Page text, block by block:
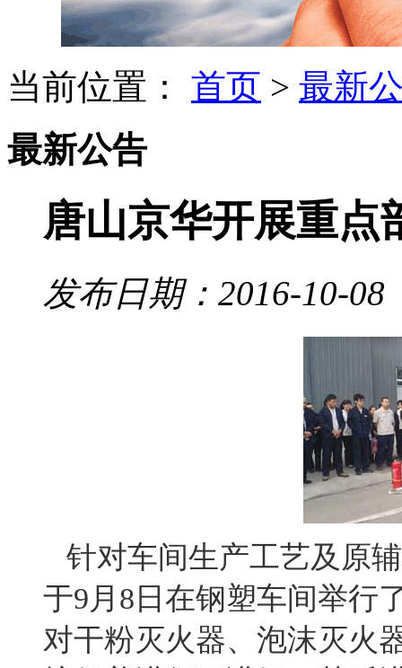
当前位置： 首页 > 最新
最新公告
唐山京华开展重点
发布日期：2016-10-08
针对车间生产工艺及原
于9月 8 日在钢塑车间举行
对干粉灭火器、泡沫灭火